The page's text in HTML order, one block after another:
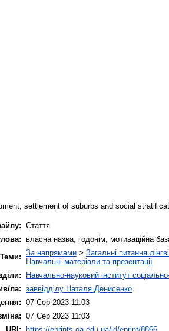
settlement of suburbs and social
Стаття
власна назва, годонім, мотиваційна
Теми: За напрямами > Загальні питання
Навчальні матеріали та презентації
Навчально-науковий інститут
ла:
заввідділу Наталя Денисенко
07 Сер 2023 11:03
07 Сер 2023 11:03